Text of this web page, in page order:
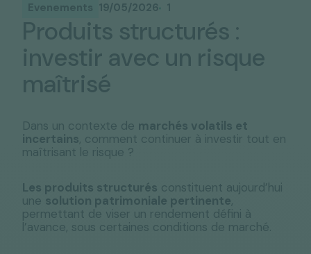
Evenements 19/05/2026 1
Produits structurés :
investir avec un risque
maîtrisé
Dans un contexte de marchés volatils et
incertains, comment continuer à investir tout en
maîtrisant le risque ?
Les produits structurés constituent aujourd’hui
une solution patrimoniale pertinente,
permettant de viser un rendement défini à
l’avance, sous certaines conditions de marché.